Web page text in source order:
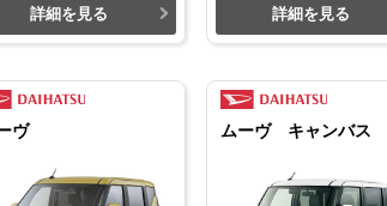
詳細を見る 詳細を見る
ヴ ムーヴ キャンバス